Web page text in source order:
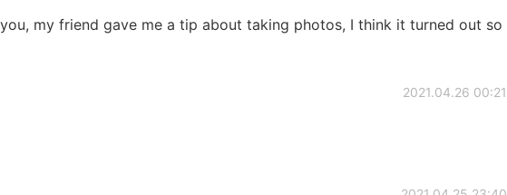
my friend gave me a tip about taking photos, I think it turned out so
2021.04.26 00:21